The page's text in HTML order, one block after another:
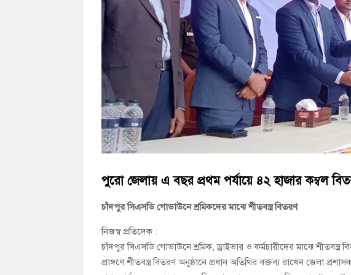
চাঁদপুর জেলা বিএনপির সিনিয়র সহ-সভাপতি মাহবুব আনোয়ার বাবলুর
চাঁদপুর পৌরসভার ২০৫ কোটি টাকার বাজেট ঘোষণা
কচুয়ায় পৃথক অভিযানে ২০১ পিস ইয়াবা ও ৫০ গ্রাম গাঁজাসহ ৩ মাদক
পুরো জেলায় এ বছর প্রথম পর্যায়ে ৪২ হাজার কম্বল
চাঁদপুর সিএসডি গোডাউনে শ্রমিকদের মাঝে শীতবস্ত্র বিতরণ
নিজস্ব প্রতিদেক :
চাঁদপুর সিএসডি গোডাউনে শ্রমিক, ড্রাইভার ও কর্মচারীদের মাঝে
প্রাঙ্গণে শীতবস্ত্র বিতরণ অনুষ্ঠানে প্রধান অতিথির বক্তব্য রাখেন জেলা